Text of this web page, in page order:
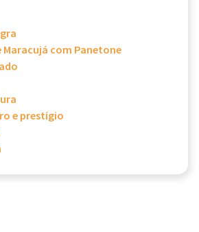
Maracujá com Panetone
e prestígio